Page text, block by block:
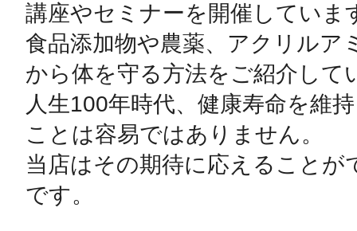
講座やセミナーを開催していま
食品添加物や農薬、アクリルア
から体を守る方法をご紹介して
人生100年時代、健康寿命を維
ことは容易ではありません。
当店はその期待に応えることが
です。